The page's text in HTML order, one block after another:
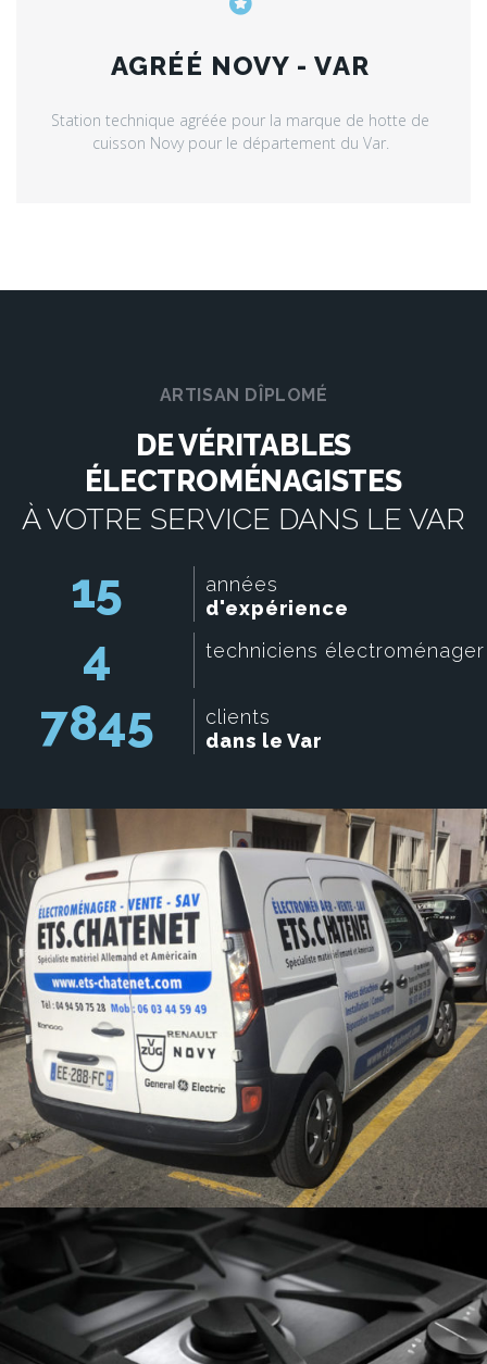
AGRÉÉ NOVY - VAR
Station technique agréée pour la marque de hotte de
cuisson Novy pour le département du Var.
ARTISAN DÎPLOMÉ
DE VÉRITABLES
ÉLECTROMÉNAGISTES
À VOTRE SERVICE DANS LE VAR
15
années
d'expérience
4 techniciens électroménager
7845
clients
dans le Var